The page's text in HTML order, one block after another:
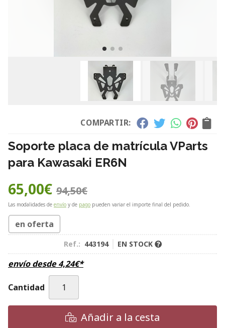
COMPARTIR:
Soporte placa de matrícula VParts
para Kawasaki ER6N
65,00€ 94,50€
Las modalidades de envío y de pago pueden variar el importe final del pedido.
en oferta
Ref.: 443194 EN STOCK
envío desde4,24€*
Cantidad
Añadir a la cesta